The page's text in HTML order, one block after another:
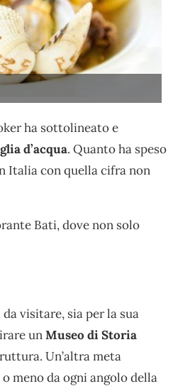
ha sottolineato e
d’acqua. Quanto ha speso
Italia con quella cifra non
Bati, dove non solo
visitare, sia per la sua
unMuseo di Storia
Un’altra meta
meno da ogni angolo della